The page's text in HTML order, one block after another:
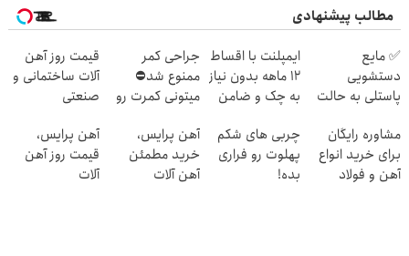
مطالب پیشنهادی
✅ مایع
دستشویی
پاستلی به حالت
ایمپلنت با اقساط
12 ماهه بدون نیاز
به چک و ضامن
جراحی کمر
ممنوع شد⛔
میتونی کمرت رو
کنی! 👈🏻
پرسش‌نامه
قیمت روز آهن
آلات ساختمانی و
صنعتی
مشاوره رایگان
برای خرید انواع
آهن و فولاد
چربی های شکم
پهلوت رو فراری
بده!
آهن پرایس،
خرید مطمئن
آهن آلات
آهن پرایس،
قیمت روز آهن
آلات